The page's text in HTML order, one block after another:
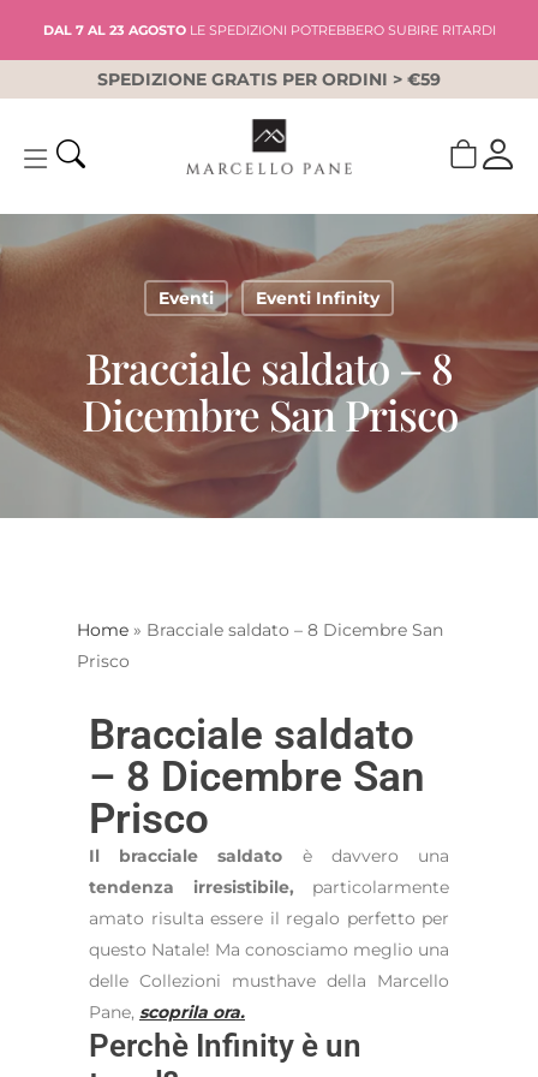
DAL 7 AL 23 AGOSTOLE SPEDIZIONI POTREBBERO SUBIRE RITARDI
SPEDIZIONE GRATIS PER ORDINI > €59
Eventi Eventi Infinity
Bracciale saldato – 8
Dicembre San Prisco
Home » Bracciale saldato – 8 Dicembre San
Prisco
Bracciale saldato
– 8 Dicembre San
Prisco
Il bracciale saldato è davvero una
tendenza irresistibile, particolarmente
amato risulta essere il regalo perfetto per
questo Natale! Ma conosciamo meglio una
delle Collezioni musthave della Marcello
Pane, scoprila ora.
Perchè Infinity è un